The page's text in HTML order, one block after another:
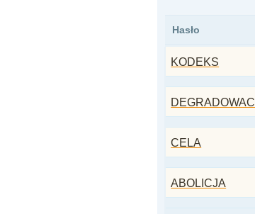
Hasło
KODEKS
DEGRADOWAC
CELA
ABOLICJA